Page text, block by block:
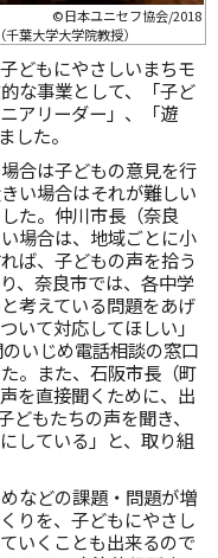
©日本ユニセフ協会/2018
葉大学大学院教授）
どもにやさしいまちモ
な事業として、「子ど
アリーダー」、「遊
した。
合は子どもの意見を行
い場合はそれが難しい
た。仲川市長（奈良
場合は、地域ごとに小
ば、子どもの声を拾う
、奈良市では、各中学
考えている問題をあげ
いて対応してほしい」
いじめ電話相談の窓口
。また、石阪市長（町
を直接聞くために、出
もたちの声を聞き、
している」と、取り組
などの課題・問題が増
りを、子どもにやさし
いくことも出来るので